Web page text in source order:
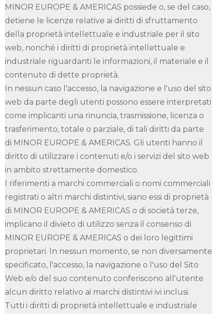
MINOR EUROPE & AMERICAS possiede o, se del caso,
detiene le licenze relative ai diritti di sfruttamento
della proprietà intellettuale e industriale per il sito
web, nonché i diritti di proprietà intellettuale e
industriale riguardanti le informazioni, il materiale e il
contenuto di dette proprietà.
In nessun caso l'accesso, la navigazione e l'uso del sito
web da parte degli utenti possono essere interpretati
come implicanti una rinuncia, trasmissione, licenza o
trasferimento, totale o parziale, di tali diritti da parte
di MINOR EUROPE & AMERICAS. Gli utenti hanno il
diritto di utilizzare i contenuti e/o i servizi del sito web
in ambito strettamente domestico.
I riferimenti a marchi commerciali o nomi commerciali
registrati o altri marchi distintivi, siano essi di proprietà
di MINOR EUROPE & AMERICAS o di società terze,
implicano il divieto di utilizzo senza il consenso di
MINOR EUROPE & AMERICAS o dei loro legittimi
proprietari. In nessun momento, se non diversamente
specificato, l'accesso, la navigazione o l'uso del Sito
Web e/o del suo contenuto conferiscono all'utente
alcun diritto relativo ai marchi distintivi ivi inclusi.
Tutti i diritti di proprietà intellettuale e industriale